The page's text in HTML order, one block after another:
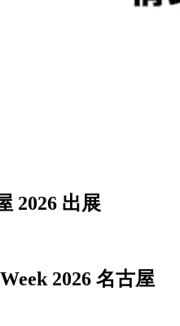
2026 出展
2026 名古屋